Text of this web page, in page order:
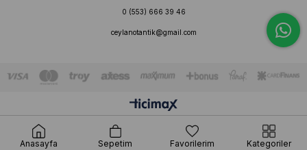
0 (553) 666 39 46
ceylanotantik@gmail.com
Anasayfa Sepetim Favorilerim Kategoriler